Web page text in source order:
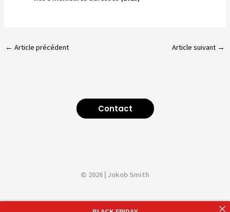
← Article précédent Article suivant →
Contact
© 2026 | Jokob Smith